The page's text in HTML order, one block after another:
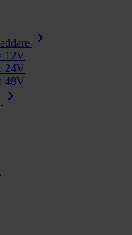
chevron_right
12V
24V
48V
chevron_right